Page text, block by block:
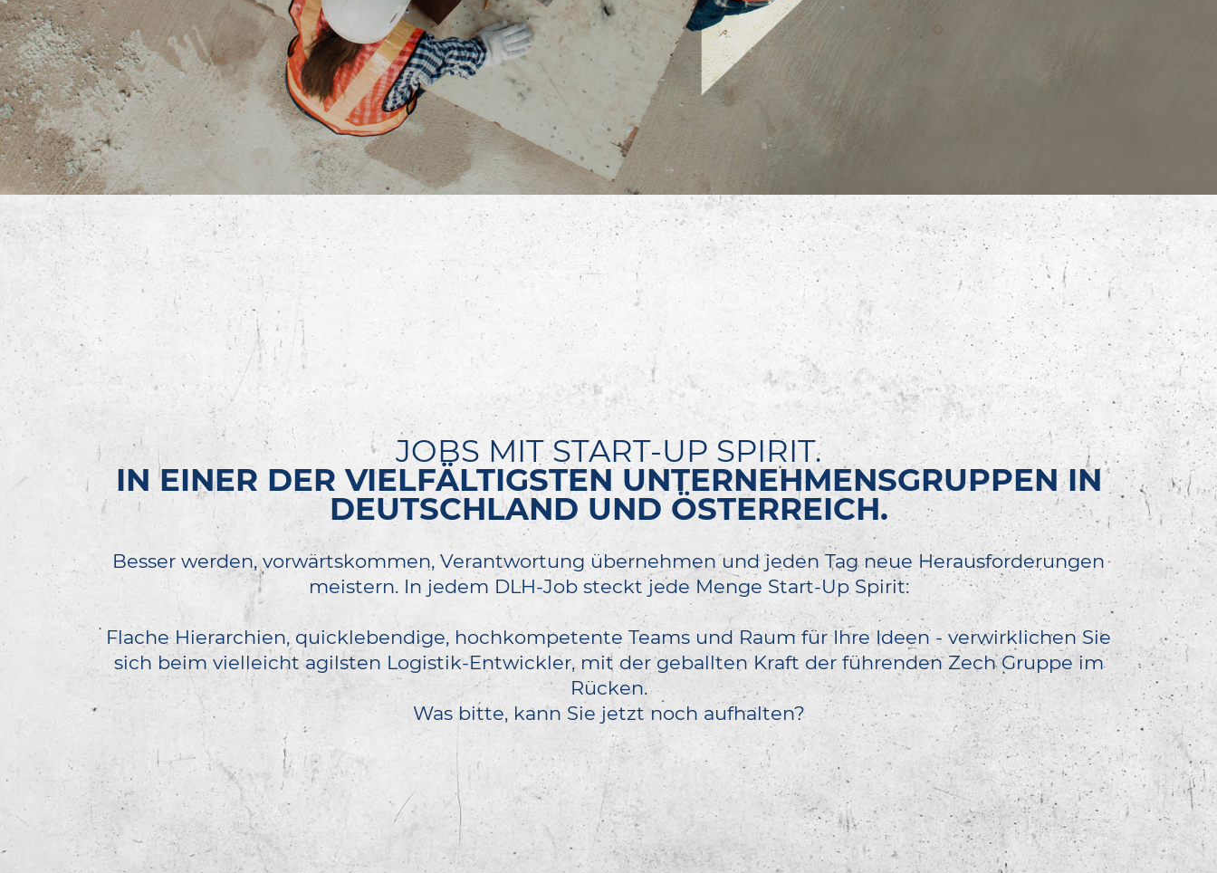
JOBS MIT START-UP SPIRIT.
IN EINER DER VIELFÄLTIGSTEN UNTERNEHMENSGRUPPEN IN
DEUTSCHLAND UND ÖSTERREICH.
Besser werden, vorwärtskommen, Verantwortung übernehmen und jeden Tag neue Herausforderungen
meistern. In jedem DLH-Job steckt jede Menge Start-Up Spirit:
Flache Hierarchien, quicklebendige, hochkompetente Teams und Raum für Ihre Ideen - verwirklichen Sie
sich beim vielleicht agilsten Logistik-Entwickler, mit der geballten Kraft der führenden Zech Gruppe im
Rücken.
Was bitte, kann Sie jetzt noch aufhalten?